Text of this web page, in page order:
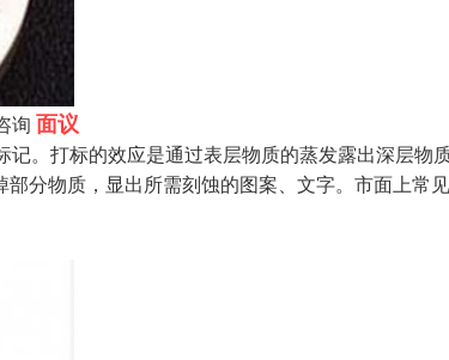
询 面议
。打标的效应是通过表层物质的蒸发露出深层物
分物质，显出所需刻蚀的图案、文字。市面上常